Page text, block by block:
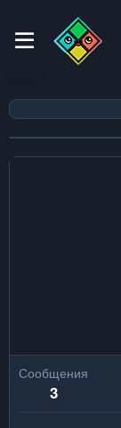
Сообщения
3